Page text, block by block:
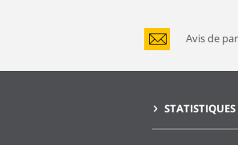
Avis de
STATISTIQUES